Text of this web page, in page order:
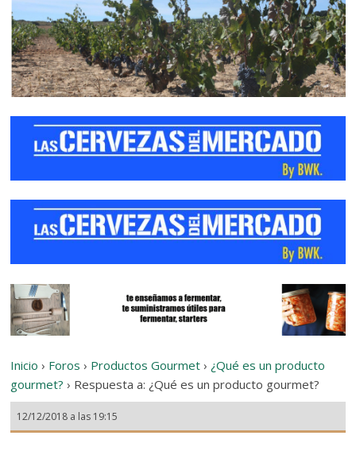
Inicio › Foros › Productos Gourmet › ¿Qué es un producto
gourmet? › Respuesta a: ¿Qué es un producto gourmet?
12/12/2018 a las 19:15